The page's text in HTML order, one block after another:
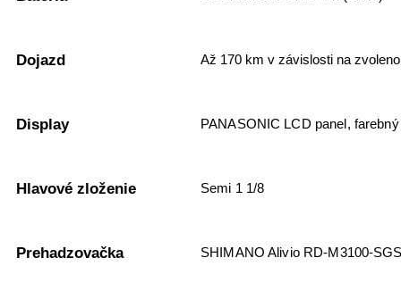
Dojazd Až 170 km v závislosti na
Display PANASONIC LCD panel,
Hlavové zloženie Semi 1 1/8
Prehadzovačka SHIMANO Alivio RD-M3100-